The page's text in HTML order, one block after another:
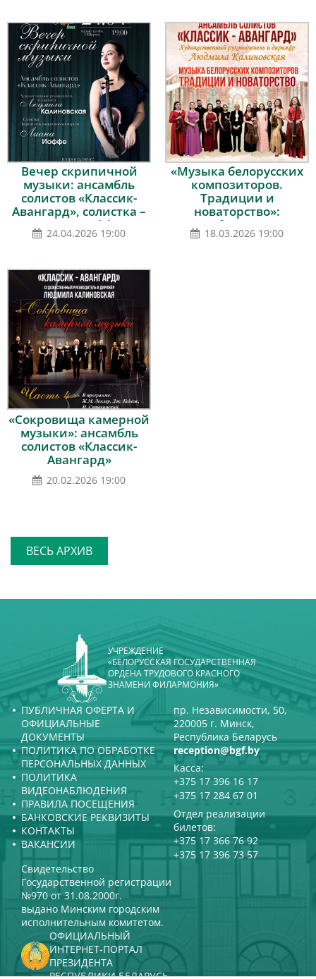
Вечер скрипичной
музыки: ансамбль
солистов «Классик-
Авангард», солистка –
Лиана Иоффе
24.04.2026 19:00
«Музыка белорусских
композиторов.
Традиции и
новаторство»:
ансамбль солистов
«Классик-Авангард»
18.03.2026 19:00
«Сокровища камерной
музыки»: ансамбль
солистов «Классик-
Авангард»
20.02.2026 19:00
ВЕСЬ АРХИВ
УЧРЕЖДЕНИЕ
«БЕЛОРУССКАЯ ГОСУДАРСТВЕННАЯ
ОРДЕНА ТРУДОВОГО КРАСНОГО
ЗНАМЕНИ ФИЛАРМОНИЯ»
ПУБЛИЧНАЯ ОФЕРТА И
ОФИЦИАЛЬНЫЕ
ДОКУМЕНТЫ
ПОЛИТИКА ПО ОБРАБОТКЕ
ПЕРСОНАЛЬНЫХ ДАННЫХ
ПОЛИТИКА
ВИДЕОНАБЛЮДЕНИЯ
ПРАВИЛА ПОСЕЩЕНИЯ
БАНКОВСКИЕ РЕКВИЗИТЫ
КОНТАКТЫ
ВАКАНСИИ
пр. Независимости, 50,
220005 г. Минск,
Республика Беларусь
reception@bgf.by
Касса:
+375 17 396 16 17
+375 17 284 67 01
Отдел реализации
билетов:
+375 17 366 76 92
+375 17 396 73 57
Свидетельство
Государственной регистрации
№970 от 31.08.2000г.
выдано Минским городским
исполнительным комитетом.
ОФИЦИАЛЬНЫЙ
ИНТЕРНЕТ-ПОРТАЛ
ПРЕЗИДЕНТА
РЕСПУБЛИКИ БЕЛАРУСЬ